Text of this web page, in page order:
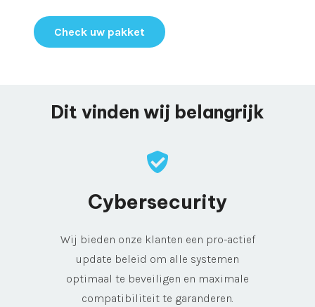
Check uw pakket
Dit vinden wij belangrijk
Cybersecurity
Wij bieden onze klanten een pro-actief
update beleid om alle systemen
optimaal te beveiligen en maximale
compatibiliteit te garanderen.